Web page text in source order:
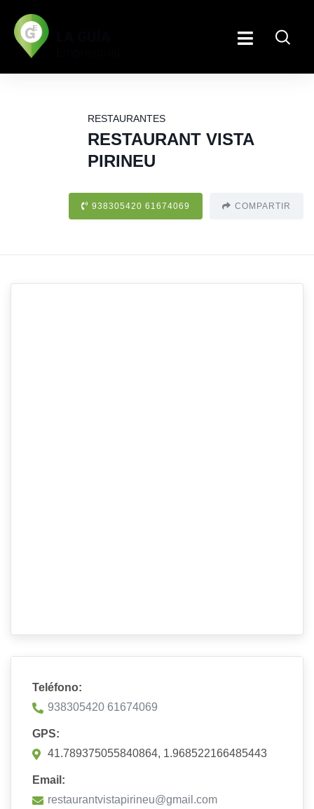
RESTAURANTES
RESTAURANT VISTA
PIRINEU
938305420 61674069 COMPARTIR
Teléfono:
938305420 61674069
GPS:
41.789375055840864, 1.968522166485443
Email:
restaurantvistapirineu@gmail.com